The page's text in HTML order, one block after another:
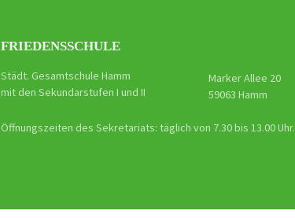
FRIEDENSSCHULE
Städt. Gesamtschule Hamm
mit den Sekundarstufen I und II
Marker Allee 20
59063 Hamm
Öffnungszeiten des Sekretariats: täglich von 7.30 bis 13.00 Uhr.